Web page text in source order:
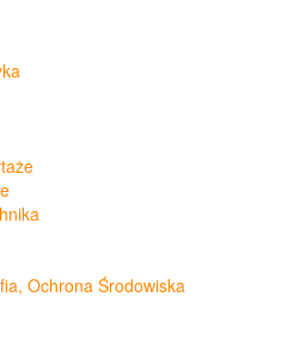
Ochrona Środowiska